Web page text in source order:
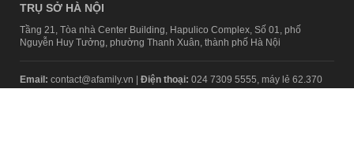
TRỤ SỞ HÀ NỘI
Tầng 21, Tòa nhà Center Building, Hapulico Complex, Số 01, phố
Nguyễn Huy Tưởng, phường Thanh Xuân, thành phố Hà Nội
Email: contact@afamily.vn | Điện thoại: 024 7309 5555, máy lẻ 62.370